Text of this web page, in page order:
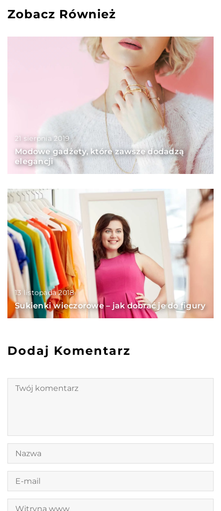
Zobacz Również
21 sierpnia 2019
Modowe gadżety, które zawsze dodadzą
elegancji
13 listopada 2018
Sukienki wieczorowe – jak dobrać je do figury
Dodaj Komentarz